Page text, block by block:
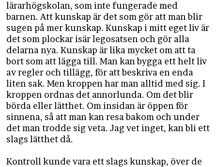
lärarhögskolan, som inte fungerade med
barnen. Att kunskap är det som gör att man blir
sugen på mer kunskap. Kunskap i mitt eget liv är
det som plockar isär legosatsen och gör alla
delarna nya. Kunskap är lika mycket om att ta
bort som att lägga till. Man kan bygga ett helt liv
av regler och tillägg, för att beskriva en enda
liten sak. Men kroppen har man alltid med sig. I
kroppen ordnas det annorlunda. Om det blir
börda eller lätthet. Om insidan är öppen för
sinnena, så att man kan resa bakom och under
det man trodde sig veta. Jag vet inget, kan bli ett
slags lätthet då.
Kontroll kunde vara ett slags kunskap, över de